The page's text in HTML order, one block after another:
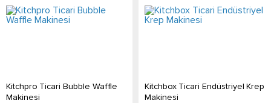
Kitchpro Ticari Bubble Waffle
Makinesi
Kitchbox Ticari Endüstriyel Krep
Makinesi